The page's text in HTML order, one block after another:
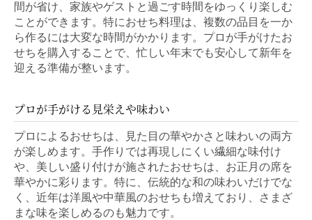
間が省け、家族やゲストと過ごす時間をゆっくり楽しむ
ことができます。特におせち料理は、複数の品目を一か
ら作るには大変な時間がかかります。プロが手がけたお
せちを購入することで、忙しい年末でも安心して新年を
迎える準備が整います。
プロが手がける見栄えや味わい
プロによるおせちは、見た目の華やかさと味わいの両方
が楽しめます。手作りでは再現しにくい繊細な味付け
や、美しい盛り付けが施されたおせちは、お正月の席を
華やかに彩ります。特に、伝統的な和の味わいだけでな
く、近年は洋風や中華風のおせちも増えており、さまざ
まな味を楽しめるのも魅力です。